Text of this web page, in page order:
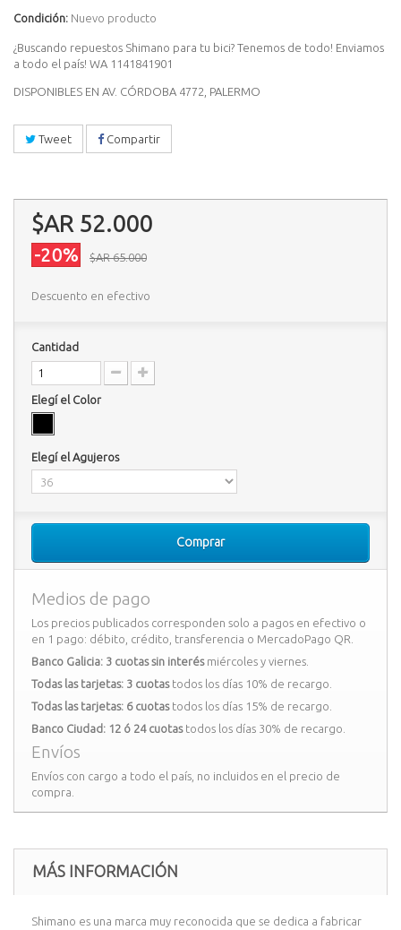
Condición: Nuevo producto
¿Buscando repuestos Shimano para tu bici? Tenemos de todo! Enviamos
a todo el país! WA 1141841901
DISPONIBLES EN AV. CÓRDOBA 4772, PALERMO
Tweet Compartir
$AR 52.000
-20% $AR 65.000
Descuento en efectivo
Cantidad
Elegí el Color
Elegí el Agujeros
Comprar
Medios de pago
Los precios publicados corresponden solo a pagos en efectivo o
en 1 pago: débito, crédito, transferencia o MercadoPago QR.
Banco Galicia: 3 cuotas sin interésmiércoles y viernes.
Todas las tarjetas: 3 cuotastodos los días 10% de recargo.
Todas las tarjetas: 6 cuotastodos los días 15% de recargo.
Banco Ciudad: 12 ó 24 cuotastodos los días 30% de recargo.
Envíos
Envíos con cargo a todo el país, no incluidos en el precio de
compra.
MÁS INFORMACIÓN
Shimano es una marca muy reconocida que se dedica a fabricar